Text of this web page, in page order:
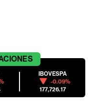
IBOVESPA
-0.09%
177,726.17